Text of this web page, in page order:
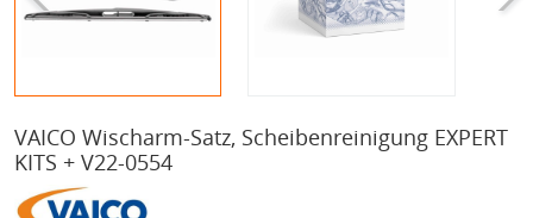
VAICO Wischarm-Satz, Scheibenreinigung EXPERT
KITS + V22-0554